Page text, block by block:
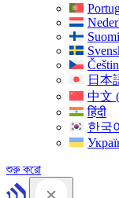
Suomi
日本
中文
हिंदी
한국
শুরু করো